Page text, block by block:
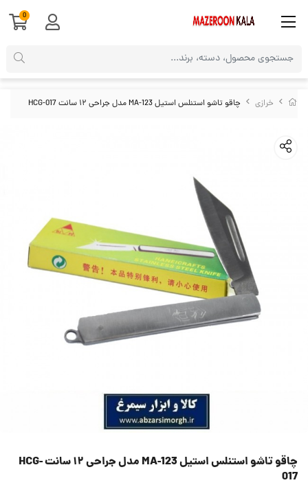
خرازی چاقو تاشو استنلس استیل MA-123 مدل جراحی ۱۲ سانت HCG-017
چاقو تاشو استنلس استیل MA-123 مدل جراحی ۱۲ سانت HCG-
017
0